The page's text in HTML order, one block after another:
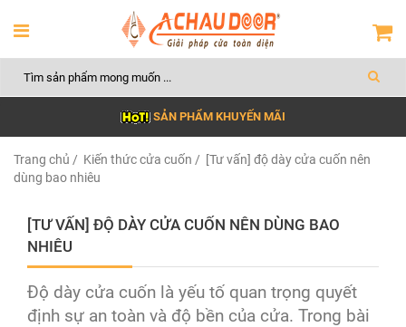
SẢN PHẨM KHUYẾN MÃI
Trang chủ / Kiến thức cửa cuốn / [Tư vấn] độ dày cửa cuốn nên
dùng bao nhiêu
[TƯ VẤN] ĐỘ DÀY CỬA CUỐN NÊN DÙNG BAO
NHIÊU
Độ dày cửa cuốn là yếu tố quan trọng quyết
định sự an toàn và độ bền của cửa. Trong bài